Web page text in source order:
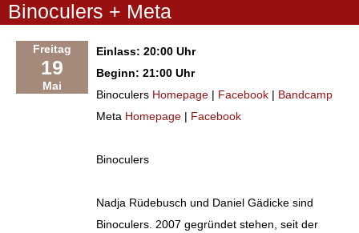
Binoculers + Meta
Freitag
19
Mai
Einlass: 20:00 Uhr
Beginn: 21:00 Uhr
Binoculers Homepage | Facebook | Bandcamp
Meta Homepage | Facebook
Binoculers
Nadja Rüdebusch und Daniel Gädicke sind
Binoculers. 2007 gegründet stehen, seit der